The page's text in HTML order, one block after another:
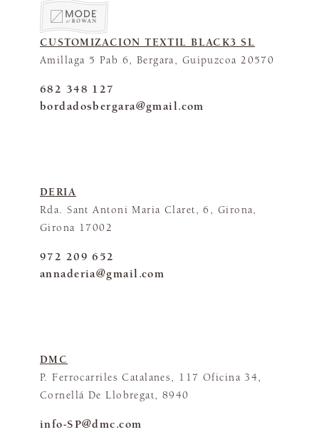
CUSTOMIZACION TEXTIL BLACK3 SL
Amillaga 5 Pab 6, Bergara, Guipuzcoa 20570
682 348 127
bordadosbergara@gmail.com
DERIA
Rda. Sant Antoni Maria Claret, 6, Girona,
Girona 17002
972 209 652
annaderia@gmail.com
DMC
P. Ferrocarriles Catalanes, 117 Oficina 34,
Cornellá De Llobregat, 8940
info-SP@dmc.com